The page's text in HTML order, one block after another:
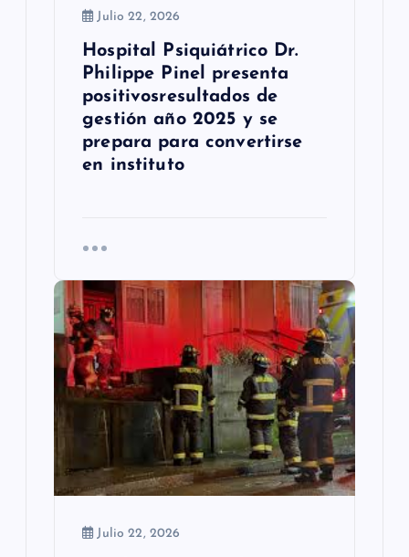
Julio 22, 2026
Hospital Psiquiátrico Dr.
Philippe Pinel presenta
positivosresultados de
gestión año 2025 y se
prepara para convertirse
en instituto
Julio 22, 2026